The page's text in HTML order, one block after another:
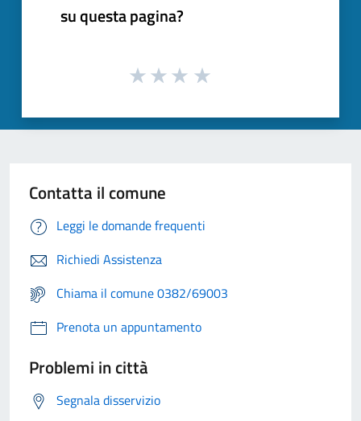
su questa pagina?
Contatta il comune
Leggi le domande frequenti
Richiedi Assistenza
Chiama il comune 0382/69003
Prenota un appuntamento
Problemi in città
Segnala disservizio